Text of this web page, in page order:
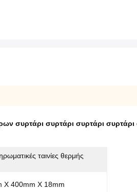
συρτάρι συρτάρι συρτάρι
ταινίες θερμής
X 400mm X 18mm